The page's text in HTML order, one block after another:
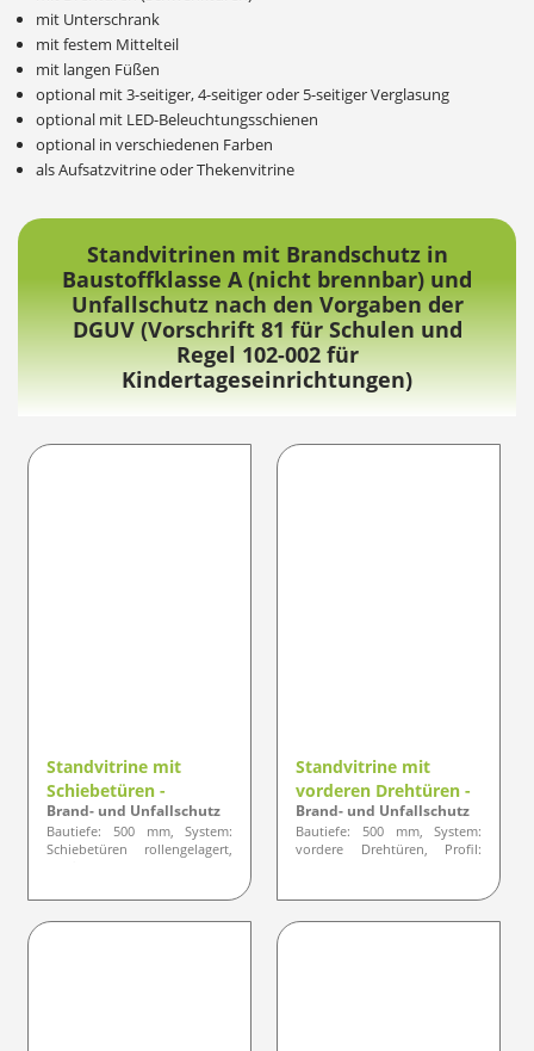
mit Unterschrank
mit festem Mittelteil
mit langen Füßen
optional mit 3-seitiger, 4-seitiger oder 5-seitiger Verglasung
optional mit LED-Beleuchtungsschienen
optional in verschiedenen Farben
als Aufsatzvitrine oder Thekenvitrine
Standvitrinen mit Brandschutz in
Baustoffklasse A (nicht brennbar) und
Unfallschutz nach den Vorgaben der
DGUV (Vorschrift 81 für Schulen und
Regel 102-002 für
Kindertageseinrichtungen)
Standvitrine mit
Schiebetüren -
Designlinie ELEGANZ
Brand- und Unfallschutz
Bautiefe: 500 mm, System:
Schiebetüren rollengelagert,
Standvitrine mit
vorderen Drehtüren -
Designlinie ELEGANZ
Brand- und Unfallschutz
Bautiefe: 500 mm, System:
vordere Drehtüren, Profil: